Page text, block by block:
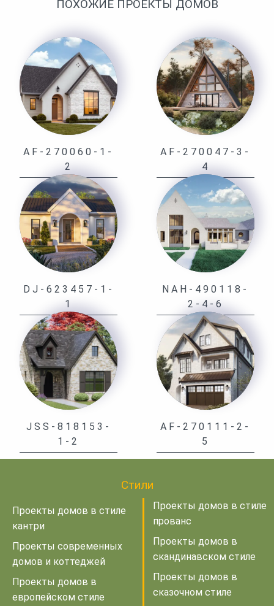
ПОХОЖИЕ ПРОЕКТЫ ДОМОВ
AF-270060-1-
2
AF-270047-3-
4
DJ-623457-1-
1
NAH-490118-
2-4-6
JSS-818153-
1-2
AF-270111-2-
5
Стили
Проекты домов в стиле
кантри
Проекты современных
домов и коттеджей
Проекты домов в
европейском стиле
Проекты домов в стиле
прованс
Проекты домов в
скандинавском стиле
Проекты домов в
сказочном стиле